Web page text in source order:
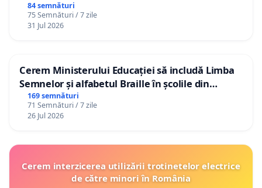
84 semnături
75 Semnături / 7 zile
31 Jul 2026
Cerem Ministerului Educației să includă Limba
Semnelor și alfabetul Braille în școlile din
Republica Moldova!
169 semnături
71 Semnături / 7 zile
26 Jul 2026
Cerem interzicerea utilizării trotinetelor electrice
de către minori în România